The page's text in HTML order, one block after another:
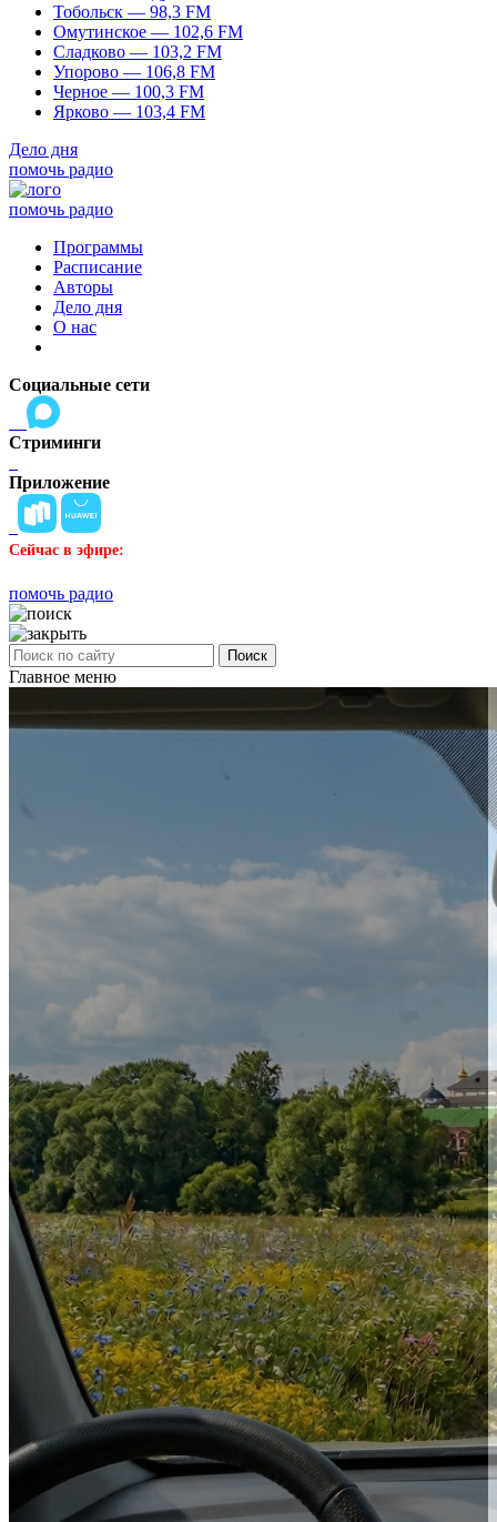
Тобольск — 98,3 FM
Омутинское — 102,6 FM
Сладково — 103,2 FM
Упорово — 106,8 FM
Черное — 100,3 FM
Ярково — 103,4 FM
Дело дня
помочь радио
помочь радио
Программы
Расписание
Авторы
Дело дня
О нас
Социальные сети
Стриминги
Приложение
Сейчас в эфире:
помочь радио
Поиск
Главное меню